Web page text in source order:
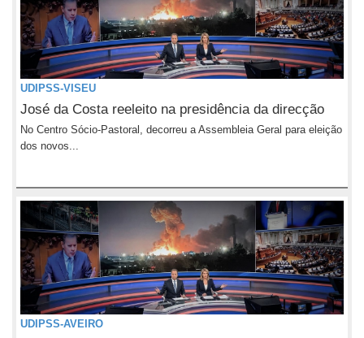
UDIPSS-VISEU
José da Costa reeleito na presidência da direcção
No Centro Sócio-Pastoral, decorreu a Assembleia Geral para eleição
dos novos...
UDIPSS-AVEIRO